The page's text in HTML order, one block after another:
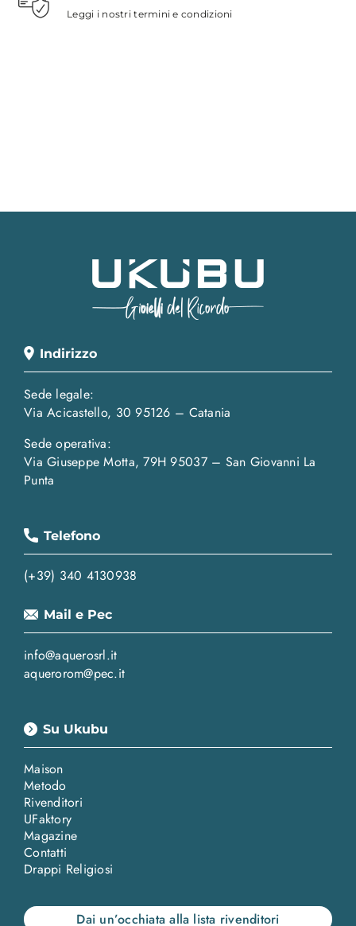
Leggi i nostri termini e condizioni
Indirizzo
Sede legale:
Via Acicastello, 30 95126 – Catania
Sede operativa:
Via Giuseppe Motta, 79H 95037 – San Giovanni La
Punta
Telefono
(+39) 340 4130938
Mail e Pec
info@aquerosrl.it
aquerorom@pec.it
Su Ukubu
Maison
Metodo
Rivenditori
UFaktory
Magazine
Contatti
Drappi Religiosi
Dai un’occhiata alla lista rivenditori